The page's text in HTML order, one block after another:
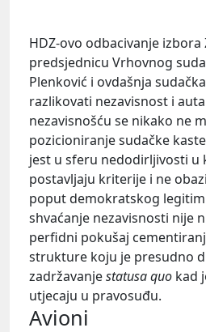
HDZ-ovo odbacivanje izbora
predsjednicu Vrhovnog
Plenković i ovdašnja
razlikovati nezavisnost i
nezavisnošću se nikako ne
pozicioniranje sudačke
jest u sferu nedodirljivosti u
postavljaju kriterije i ne
poput demokratskog
shvaćanje nezavisnosti nije
perfidni pokušaj
strukture koju je presudno
zadržavanjestatusa quo kad
utjecaju u pravosuđu.
Avioni